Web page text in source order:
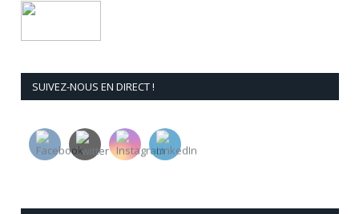
SUIVEZ-NOUS EN DIRECT !